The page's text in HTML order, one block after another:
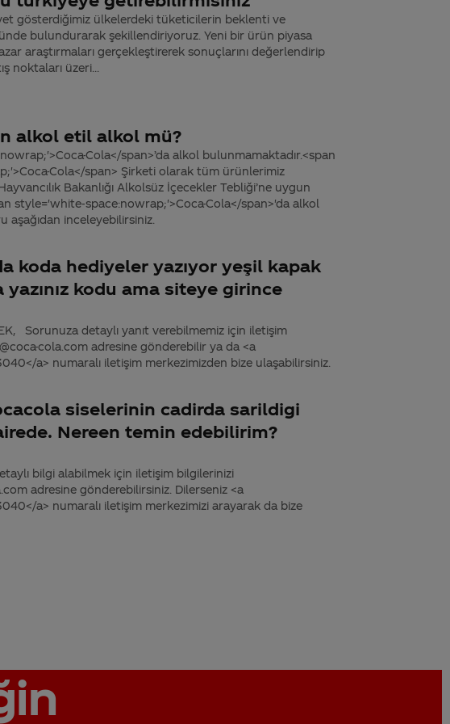
gösterdiğimiz ülkelerdeki tüketicilerin beklenti ve
bulundurarak şekillendiriyoruz. Yeni bir ürün piyasa
araştırmaları gerçekleştirerek sonuçlarını değerlendirip
noktaları üzeri...
alkol etil alkol mü?
Cola</span>’da alkol bulunmamaktadır.<span
Cola</span> Şirketi olarak tüm ürünlerimiz
Bakanlığı Alkolsüz İçecekler Tebliği’ne uygun
style='white-space:nowrap;'>Coca-Cola</span>'da alkol
aşağıdan inceleyebilirsiniz.
koda hediyeler yazıyor yeşil kapak
kodu ama siteye girince
Sorunuza detaylı yanıt verebilmemiz için iletişim
cola.com adresine gönderebilir ya da <a
a> numaralı iletişim merkezimizden bize ulaşabilirsiniz.
siselerinin cadirda sarildigi
Nereen temin edebilirim?
bilgi alabilmek için iletişim bilgilerinizi
adresine gönderebilirsiniz. Dilerseniz <a
a> numaralı iletişim merkezimizi arayarak da bize